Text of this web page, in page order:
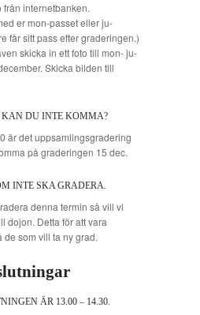
från internetbanken.
er mon-passet eller ju-
får sitt pass efter graderingen.)
skicka in ett foto till mon- ju-
Skicka bilden till
KAN DU INTE KOMMA?
är det uppsamlingsgradering
på graderingen 15 dec.
INTE SKA GRADERA.
denna termin så vill vi
dojon. Detta för att vara
som vill ta ny grad.
ÄR 13.00 – 14.30.